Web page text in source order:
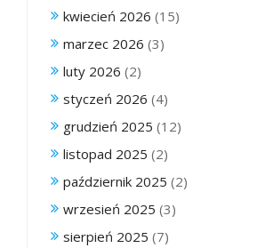
kwiecień 2026 (15)
marzec 2026 (3)
luty 2026 (2)
styczeń 2026 (4)
grudzień 2025 (12)
listopad 2025 (2)
październik 2025 (2)
wrzesień 2025 (3)
sierpień 2025 (7)